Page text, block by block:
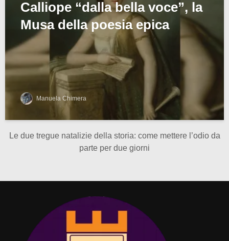
Calliope “dalla bella voce”, la
Musa della poesia epica
Manuela Chimera
Le due tregue natalizie della storia: come mettere l’odio da
parte per due giorni